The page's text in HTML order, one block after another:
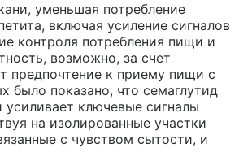
уменьшая потребление
включая усиление сигналов
контроля потребления пищи и
возможно, за счет
предпочтение к приему пищи с
показано, что семаглутид
ключевые сигналы
на изолированные участки
с чувством сытости, и